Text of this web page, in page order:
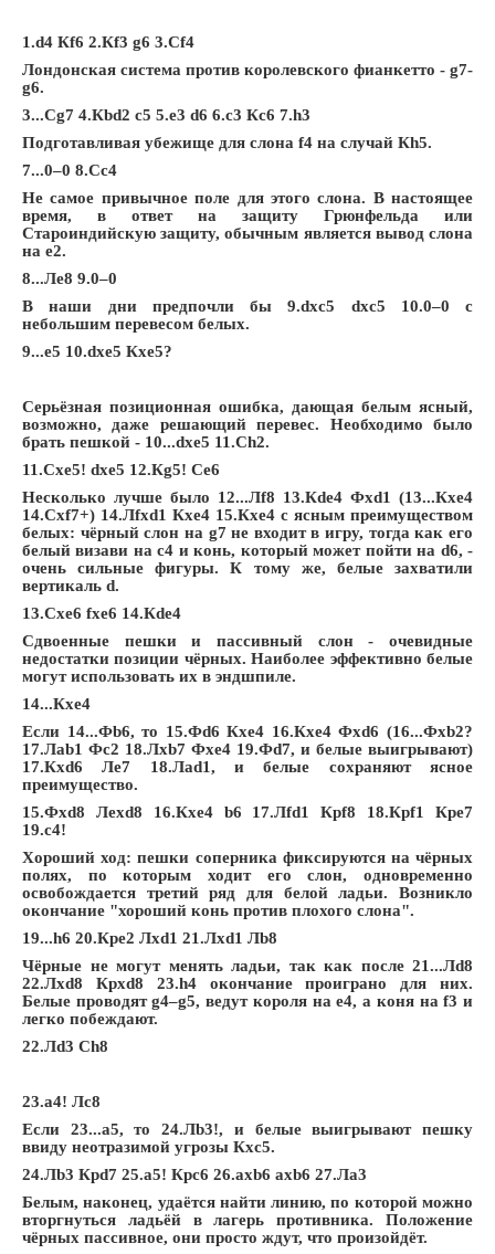
1.d4 Кf6 2.Кf3 g6 3.Сf4
Лондонская система против королевского фианкетто - g7-
g6.
3...Сg7 4.Кbd2 c5 5.e3 d6 6.c3 Кc6 7.h3
Подготавливая убежище для слона f4 на случай Кh5.
7...0–0 8.Сc4
Не самое привычное поле для этого слона. В настоящее
время, в ответ на защиту Грюнфельда или
Староиндийскую защиту, обычным является вывод слона
на e2.
8...Лe8 9.0–0
В наши дни предпочли бы 9.dxc5 dxc5 10.0–0 с
небольшим перевесом белых.
9...e5 10.dxe5 Кxe5?
Серьёзная позиционная ошибка, дающая белым ясный,
возможно, даже решающий перевес. Необходимо было
брать пешкой - 10...dxe5 11.Сh2.
11.Сxe5! dxe5 12.Кg5! Сe6
Несколько лучше было 12...Лf8 13.Кde4 Фxd1 (13...Кxe4
14.Сxf7+) 14.Лfxd1 Кxe4 15.Кxe4 с ясным преимуществом
белых: чёрный слон на g7 не входит в игру, тогда как его
белый визави на c4 и конь, который может пойти на d6, -
очень сильные фигуры. К тому же, белые захватили
вертикаль d.
13.Сxe6 fxe6 14.Кde4
Сдвоенные пешки и пассивный слон - очевидные
недостатки позиции чёрных. Наиболее эффективно белые
могут использовать их в эндшпиле.
14...Кxe4
Если 14...Фb6, то 15.Фd6 Кxe4 16.Кxe4 Фxd6 (16...Фxb2?
17.Лab1 Фc2 18.Лxb7 Фxe4 19.Фd7, и белые выигрывают)
17.Кxd6 Лe7 18.Лad1, и белые сохраняют ясное
преимущество.
15.Фxd8 Лexd8 16.Кxe4 b6 17.Лfd1 Крf8 18.Крf1 Крe7
19.c4!
Хороший ход: пешки соперника фиксируются на чёрных
полях, по которым ходит его слон, одновременно
освобождается третий ряд для белой ладьи. Возникло
окончание "хороший конь против плохого слона".
19...h6 20.Крe2 Лxd1 21.Лxd1 Лb8
Чёрные не могут менять ладьи, так как после 21...Лd8
22.Лxd8 Крxd8 23.h4 окончание проиграно для них.
Белые проводят g4–g5, ведут короля на e4, а коня на f3 и
легко побеждают.
22.Лd3 Сh8
23.a4! Лc8
Если 23...a5, то 24.Лb3!, и белые выигрывают пешку
ввиду неотразимой угрозы Кxc5.
24.Лb3 Крd7 25.a5! Крc6 26.axb6 axb6 27.Лa3
Белым, наконец, удаётся найти линию, по которой можно
вторгнуться ладьёй в лагерь противника. Положение
чёрных пассивное, они просто ждут, что произойдёт.